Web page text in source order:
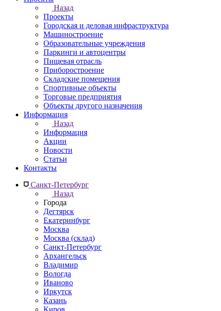
Назад
Проекты
Городская и деловая инфраструктура
Машиностроение
Образовательные учреждения
Паркинги и автоцентры
Пищевая отрасль
Приборостроение
Складские помещения
Спортивные объекты
Торговые предприятия
Объекты другого назначения
Информация
Назад
Информация
Акции
Новости
Статьи
Контакты
Санкт-Петербург
Назад
Города
Дегтярск
Екатеринбург
Москва
Москва (склад)
Санкт-Петербург
Архангельск
Владимир
Вологда
Иваново
Иркутск
Казань
Киров